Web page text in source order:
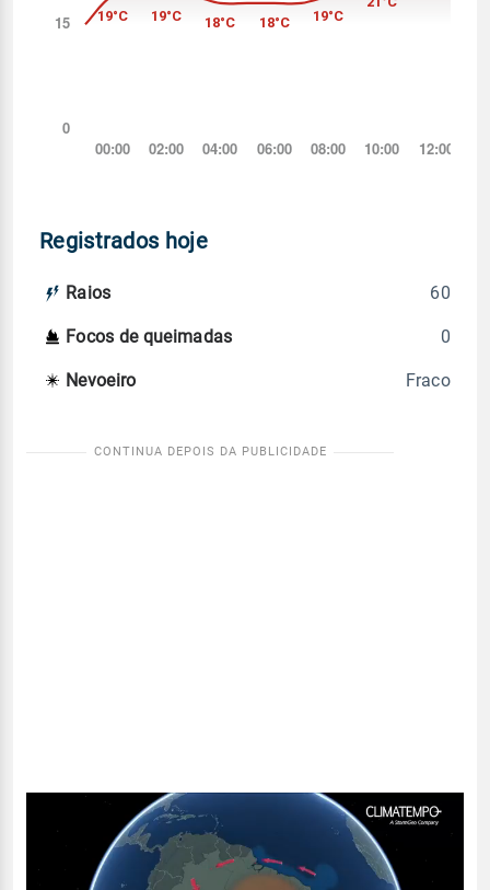
Registrados hoje
Raios 60
Focos de queimadas 0
Nevoeiro Fraco